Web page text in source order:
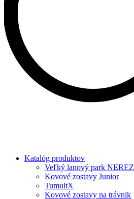
Katalóg produktov
Veľký lanový park NEREZ
Kovové zostavy Junior
TumultX
Kovové zostavy na trávnik